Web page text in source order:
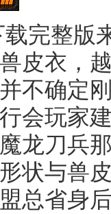
完整版
皮衣，
不确定
会玩家
龙刀兵
状与兽
总省身